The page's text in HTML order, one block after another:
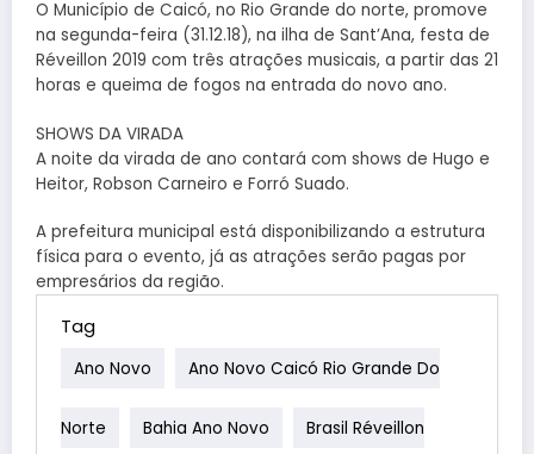
O Município de Caicó, no Rio Grande do norte, promove
na segunda-feira (31.12.18), na ilha de Sant’Ana, festa de
Réveillon 2019 com três atrações musicais, a partir das 21
horas e queima de fogos na entrada do novo ano.
SHOWS DA VIRADA
A noite da virada de ano contará com shows de Hugo e
Heitor, Robson Carneiro e Forró Suado.
A prefeitura municipal está disponibilizando a estrutura
física para o evento, já as atrações serão pagas por
empresários da região.
Tag
Ano Novo Ano Novo Caicó Rio Grande Do
Norte Bahia Ano Novo Brasil Réveillon